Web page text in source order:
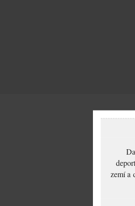
zemí a